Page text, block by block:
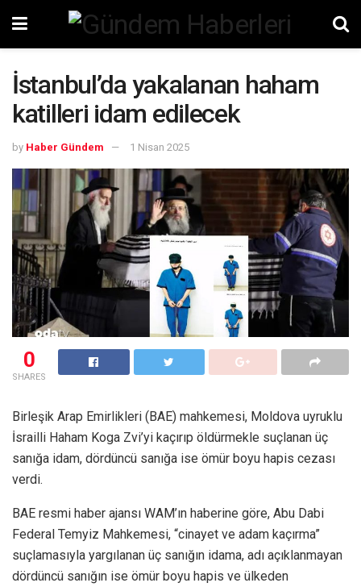
İstanbul’da yakalanan haham
katilleri idam edilecek
by Haber Gündem 1 Nisan 2025
0
SHARES
Birleşik Arap Emirlikleri (BAE) mahkemesi, Moldova uyruklu
İsrailli Haham Koga Zvi’yi kaçırıp öldürmekle suçlanan üç
sanığa idam, dördüncü sanığa ise ömür boyu hapis cezası
verdi.
BAE resmi haber ajansı WAM’ın haberine göre, Abu Dabi
Federal Temyiz Mahkemesi, “cinayet ve adam kaçırma”
suçlamasıyla yargılanan üç sanığın idama, adı açıklanmayan
dördüncü sanığın ise ömür boyu hapis ve ülkeden